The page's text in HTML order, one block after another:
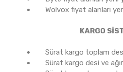
Wolvox fiyat alanları
KARGO
Sürat kargo toplam
Sürat kargo desi ve